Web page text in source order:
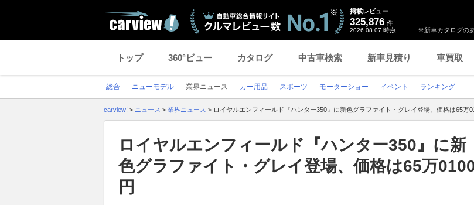
※新車カタログの
掲載レビュー
325,876 件
2026.08.07 時点
トップ 360°ビュー カタログ 中古車検索 新車見積り 車買取
総合 ニューモデル 業界ニュース カー用品 スポーツ モーターショー イベント ランキング
carview! > ニュース > 業界ニュース > ロイヤルエンフィールド『ハンター350』に新色グラファイト・グレイ登場、価格は65万
ロイヤルエンフィールド『ハンター350』に新
色グラファイト・グレイ登場、価格は65万
円